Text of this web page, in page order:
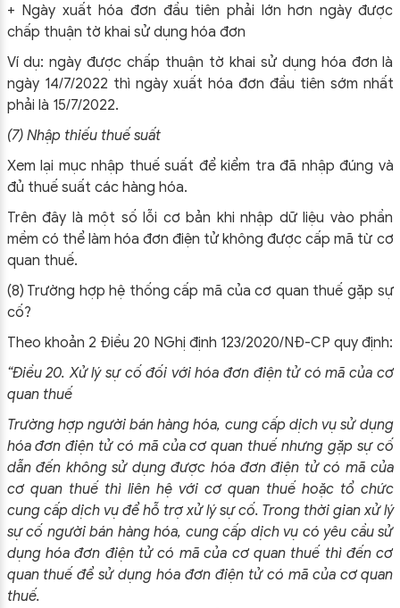
+ Ngày xuất hóa đơn đầu tiên phải lớn hơn ngày được
chấp thuận tờ khai sử dụng hóa đơn
Ví dụ: ngày được chấp thuận tờ khai sử dụng hóa đơn là
ngày 14/7/2022 thì ngày xuất hóa đơn đầu tiên sớm nhất
phải là 15/7/2022.
(7) Nhập thiếu thuế suất
Xem lại mục nhập thuế suất để kiểm tra đã nhập đúng và
đủ thuế suất các hàng hóa.
Trên đây là một số lỗi cơ bản khi nhập dữ liệu vào phần
mềm có thể làm hóa đơn điện tử không được cấp mã từ cơ
quan thuế.
(8) Trường hợp hệ thống cấp mã của cơ quan thuế gặp sự
cố?
Theo khoản 2 Điều 20 NGhị định 123/2020/NĐ-CP quy định:
“Điều 20. Xử lý sự cố đối với hóa đơn điện tử có mã của cơ
quan thuế
Trường hợp người bán hàng hóa, cung cấp dịch vụ sử dụng
hóa đơn điện tử có mã của cơ quan thuế nhưng gặp sự cố
dẫn đến không sử dụng được hóa đơn điện tử có mã của
cơ quan thuế thì liên hệ với cơ quan thuế hoặc tổ chức
cung cấp dịch vụ để hỗ trợ xử lý sự cố. Trong thời gian xử lý
sự cố người bán hàng hóa, cung cấp dịch vụ có yêu cầu sử
dụng hóa đơn điện tử có mã của cơ quan thuế thì đến cơ
quan thuế để sử dụng hóa đơn điện tử có mã của cơ quan
thuế.